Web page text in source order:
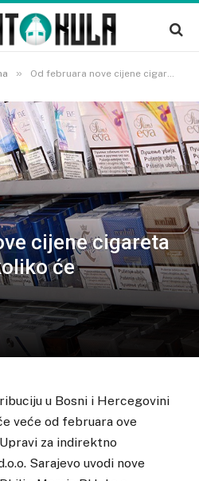
» Od februara nove cijene cigareta u BiH: Evo za koliko će poskupjeti
cijene cigareta
će
u Bosni i Hercegovini
veće od februara ove
za indirektno
Sarajevo uvodi nove